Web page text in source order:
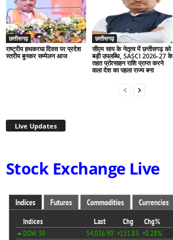
छत्तीसगढ़
राष्ट्रीय हथकरघा दिवस पर प्रदेश
स्तरीय बुनकर सम्मेलन आज
छत्तीसगढ़
सीएम साय के नेतृत्व में छत्तीसगढ़ को
बड़ी उपलब्धि, SASCI 2026-27 के
तहत प्रोत्साहन राशि प्राप्त करने
वाला देश का पहला राज्य बना
Live Updates
Stock Exchange Live